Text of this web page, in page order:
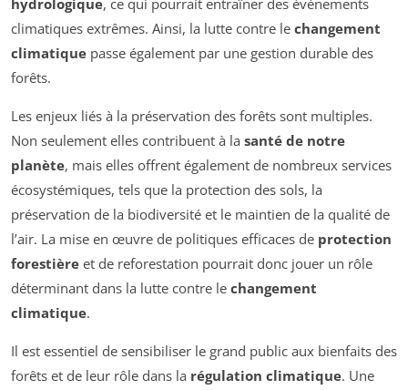
hydrologique, ce qui pourrait entraîner des événements
climatiques extrêmes. Ainsi, la lutte contre le changement
climatique passe également par une gestion durable des
forêts.
Les enjeux liés à la préservation des forêts sont multiples.
Non seulement elles contribuent à la santé de notre
planète, mais elles offrent également de nombreux services
écosystémiques, tels que la protection des sols, la
préservation de la biodiversité et le maintien de la qualité de
l’air. La mise en œuvre de politiques efficaces de protection
forestière et de reforestation pourrait donc jouer un rôle
déterminant dans la lutte contre le changement
climatique.
Il est essentiel de sensibiliser le grand public aux bienfaits des
forêts et de leur rôle dans la régulation climatique. Une